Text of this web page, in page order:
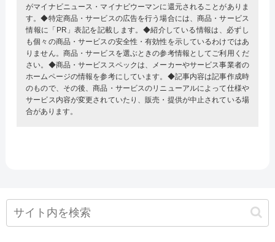
がマイナビニュース・マイナビウーマンに還元されることがありま
す。◆特定商品・サービスの広告を行う場合には、商品・サービス
情報に「PR」表記を記載します。◆紹介している情報は、必ずし
も個々の商品・サービスの安全性・有効性を示しているわけではあ
りません。商品・サービスを選ぶときの参考情報としてご利用くだ
さい。◆商品・サービススペックは、メーカーやサービス事業者の
ホームページの情報を参考にしています。◆記事内容は記事作成時
のもので、その後、商品・サービスのリニューアルによって仕様や
サービス内容が変更されていたり、販売・提供が中止されている場
合があります。